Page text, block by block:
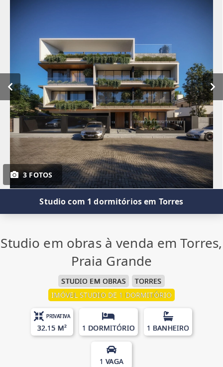
3 FOTOS
Studio com 1 dormitórios em Torres
Studio em obras à venda em Torres,
Praia Grande
STUDIO EM OBRAS
TORRES
IMÓVEL STUDIO DE 1 DORMITÓRIO
PRIVATIVA
32.15 M² 1 DORMITÓRIO 1 BANHEIRO
1 VAGA